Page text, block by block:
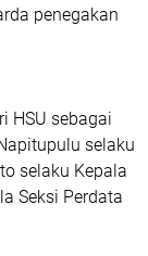
penegakan
HSU sebagai
selaku
selaku Kepala
Seksi Perdata